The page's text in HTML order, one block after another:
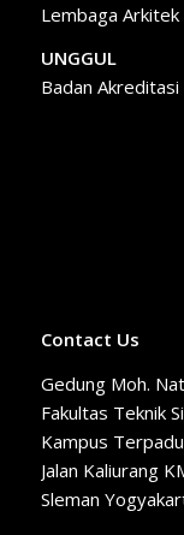
Lembaga Arkitek
UNGGUL
Badan
Contact Us
Gedung Moh.
Fakultas Teknik
Kampus
Jalan Kaliurang
Sleman